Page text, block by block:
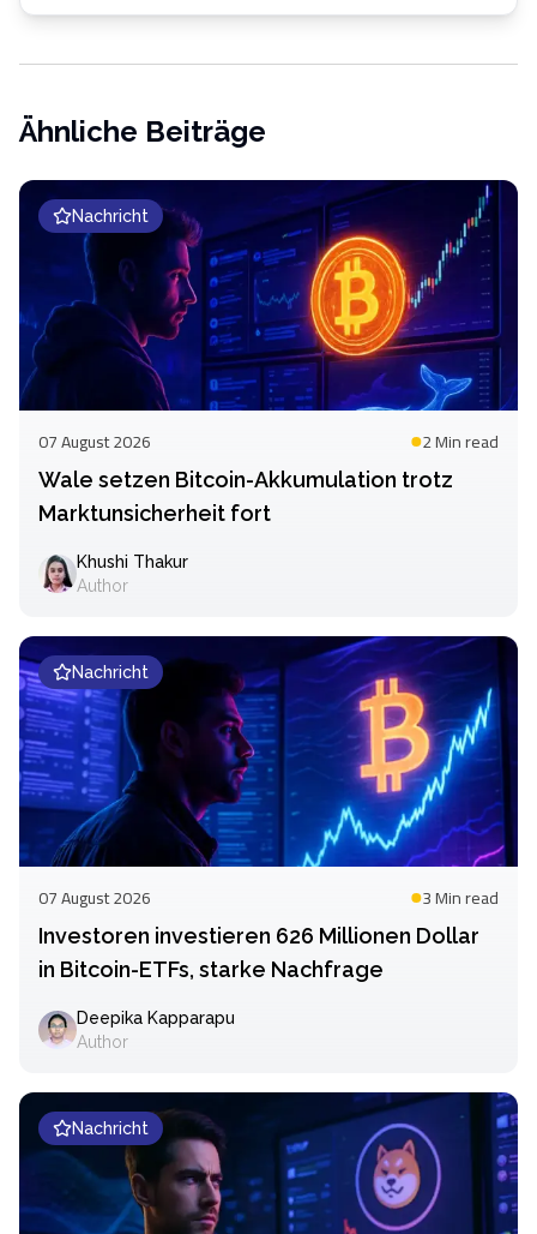
Ähnliche Beiträge
Nachricht
07 August 2026 2 Minread
Wale setzen Bitcoin-Akkumulation trotz
Marktunsicherheit fort
Khushi Thakur
Author
Nachricht
07 August 2026 3 Minread
Investoren investieren 626 Millionen Dollar
in Bitcoin-ETFs, starke Nachfrage
Deepika Kapparapu
Author
Nachricht